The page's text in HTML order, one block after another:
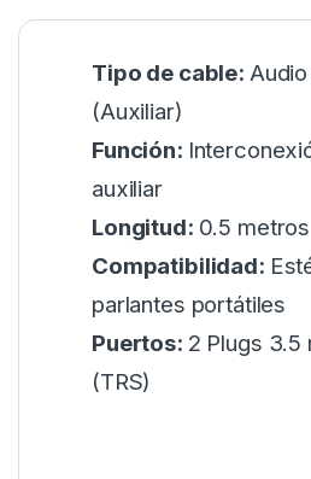
Tipo de cable:
(Auxiliar)
Función:
auxiliar
Longitud: 0.5 metros
Compatibilidad:
parlantes portátiles
Puertos: 2 Plugs 3.5
(TRS)